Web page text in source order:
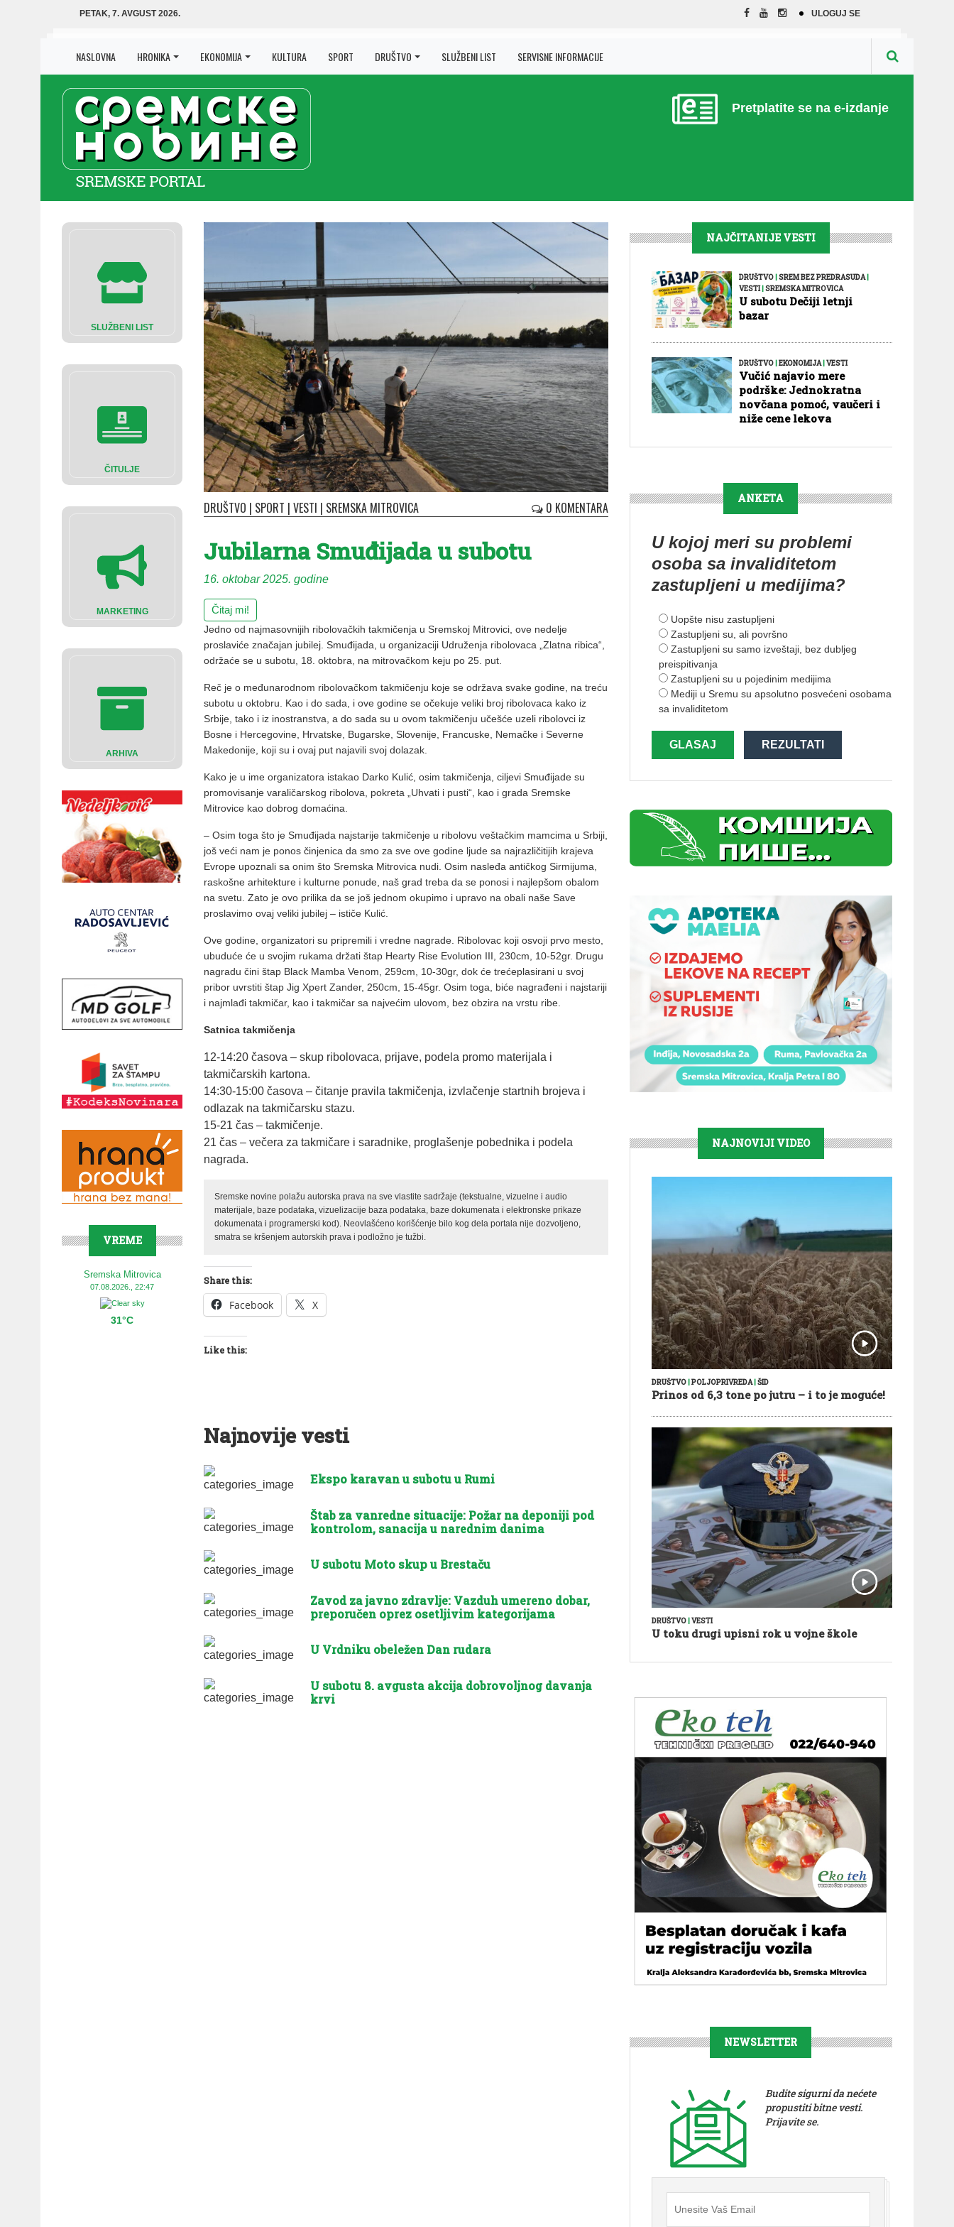
PETAK, 7. AVGUST 2026. ULOGUJ SE
NASLOVNA HRONIKA EKONOMIJA KULTURA SPORT DRUŠTVO SLUŽBENI LIST SERVISNE INFORMACIJE
Pretplatite se na e-izdanje
SLUŽBENI LIST
ČITULJE
MARKETING
ARHIVA
VREME
Sremska Mitrovica
07.08.2026., 22:47
31°C
DRUŠTVO | SPORT | VESTI | SREMSKA MITROVICA 0 KOMENTARA
Jubilarna Smuđijada u subotu
16. oktobar 2025. godine
Čitaj mi!
Jedno od najmasovnijih ribolovačkih takmičenja u Sremskoj Mitrovici, ove nedelje
proslaviće značajan jubilej. Smuđijada, u organizaciji Udruženja ribolovaca „Zlatna ribica“,
održaće se u subotu, 18. oktobra, na mitrovačkom keju po 25. put.
Reč je o međunarodnom ribolovačkom takmičenju koje se održava svake godine, na treću
subotu u oktobru. Kao i do sada, i ove godine se očekuje veliki broj ribolovaca kako iz
Srbije, tako i iz inostranstva, a do sada su u ovom takmičenju učešće uzeli ribolovci iz
Bosne i Hercegovine, Hrvatske, Bugarske, Slovenije, Francuske, Nemačke i Severne
Makedonije, koji su i ovaj put najavili svoj dolazak.
Kako je u ime organizatora istakao Darko Kulić, osim takmičenja, ciljevi Smuđijade su
promovisanje varaličarskog ribolova, pokreta „Uhvati i pusti“, kao i grada Sremske
Mitrovice kao dobrog domaćina.
– Osim toga što je Smuđijada najstarije takmičenje u ribolovu veštačkim mamcima u Srbiji,
još veći nam je ponos činjenica da smo za sve ove godine ljude sa najrazličitijih krajeva
Evrope upoznali sa onim što Sremska Mitrovica nudi. Osim nasleđa antičkog Sirmijuma,
raskošne arhitekture i kulturne ponude, naš grad treba da se ponosi i najlepšom obalom
na svetu. Zato je ovo prilika da se još jednom okupimo i upravo na obali naše Save
proslavimo ovaj veliki jubilej – ističe Kulić.
Ove godine, organizatori su pripremili i vredne nagrade. Ribolovac koji osvoji prvo mesto,
ubuduće će u svojim rukama držati štap Hearty Rise Evolution III, 230cm, 10-52gr. Drugu
nagradu čini štap Black Mamba Venom, 259cm, 10-30gr, dok će trećeplasirani u svoj
pribor uvrstiti štap Jig Xpert Zander, 250cm, 15-45gr. Osim toga, biće nagrađeni i najstariji
i najmlađi takmičar, kao i takmičar sa najvećim ulovom, bez obzira na vrstu ribe.
Satnica takmičenja
12-14:20 časova – skup ribolovaca, prijave, podela promo materijala i
takmičarskih kartona.
14:30-15:00 časova – čitanje pravila takmičenja, izvlačenje startnih brojeva i
odlazak na takmičarsku stazu.
15-21 čas – takmičenje.
21 čas – večera za takmičare i saradnike, proglašenje pobednika i podela
nagrada.
Sremske novine polažu autorska prava na sve vlastite sadržaje (tekstualne, vizuelne i audio
materijale, baze podataka, vizuelizacije baza podataka, baze dokumenata i elektronske prikaze
dokumenata i programerski kod). Neovlašćeno korišćenje bilo kog dela portala nije dozvoljeno,
smatra se kršenjem autorskih prava i podložno je tužbi.
Share this:
Facebook X
Like this:
Najnovije vesti
Ekspo karavan u subotu u Rumi
Štab za vanredne situacije: Požar na deponiji pod
kontrolom, sanacija u narednim danima
U subotu Moto skup u Brestaču
Zavod za javno zdravlje: Vazduh umereno dobar,
preporučen oprez osetljivim kategorijama
U Vrdniku obeležen Dan rudara
U subotu 8. avgusta akcija dobrovoljnog davanja
krvi
NAJČITANIJE VESTI
DRUŠTVO|SREM BEZ PREDRASUDA|
VESTI|SREMSKA MITROVICA
U subotu Dečiji letnji
bazar
DRUŠTVO|EKONOMIJA|VESTI
Vučić najavio mere
podrške: Jednokratna
novčana pomoć, vaučeri i
niže cene lekova
ANKETA
U kojoj meri su problemi
osoba sa invaliditetom
zastupljeni u medijima?
Uopšte nisu zastupljeni
Zastupljeni su, ali površno
Zastupljeni su samo izveštaji, bez dubljeg
preispitivanja
Zastupljeni su u pojedinim medijima
Mediji u Sremu su apsolutno posvećeni osobama
sa invaliditetom
GLASAJ REZULTATI
NAJNOVIJI VIDEO
DRUŠTVO|POLJOPRIVREDA|ŠID
Prinos od 6,3 tone po jutru – i to je moguće!
DRUŠTVO VESTI
U toku drugi upisni rok u vojne škole
NEWSLETTER
Budite sigurni da nećete
propustiti bitne vesti.
Prijavite se.